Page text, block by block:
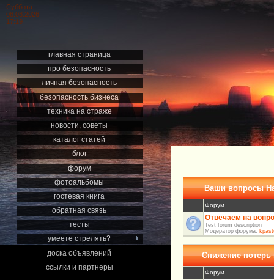
Суббота
08.08.2026
17:19
главная страница
про безопасность
личная безопасность
безопасность бизнеса
техника на страже
новости, советы
каталог статей
блог
форум
фотоальбомы
гостевая книга
обратная связь
тесты
умеете стрелять?
доска объявлений
ссылки и партнеры
Ваши вопросы
Форум
Отвечаем на
Test forum description
Модератор форума:
Снижение
Форум